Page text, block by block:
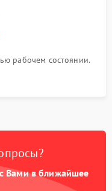
рабочем состоянии.
Вами в ближайшее